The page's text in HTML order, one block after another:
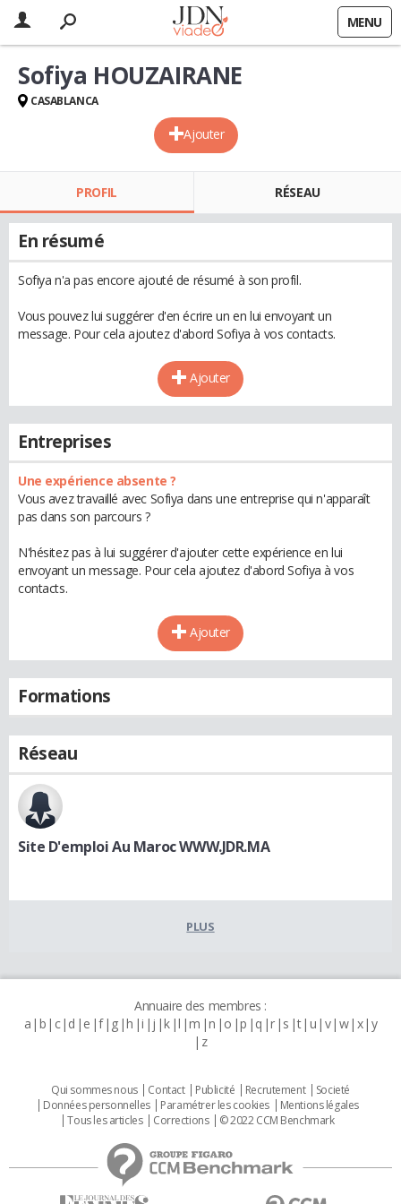
MENU
Ajouter
Sofiya HOUZAIRANE
CASABLANCA
PROFIL RÉSEAU
En résumé
Sofiya n'a pas encore ajouté de résumé à son profil.
Vous pouvez lui suggérer d'en écrire un en lui envoyant un
message. Pour cela ajoutez d'abord Sofiya à vos contacts.
Ajouter
Entreprises
Une expérience absente ?
Vous avez travaillé avec Sofiya dans une entreprise qui n'apparaît
pas dans son parcours ?
N'hésitez pas à lui suggérer d'ajouter cette expérience en lui
envoyant un message. Pour cela ajoutez d'abord Sofiya à vos
contacts.
Ajouter
Formations
Réseau
Site D'emploi Au Maroc WWW.JDR.MA
PLUS
Annuaire des membres :
a b c d e f g h i j k l m n o p q r s t u v w x y
z
Qui sommes nous Contact Publicité Recrutement
Societé
Données personnelles
Paramétrer les cookies
Mentions légales
Tous les articles
Corrections © 2022 CCM Benchmark